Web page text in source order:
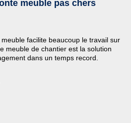
meuble pas chers
facilite beaucoup le travail sur
meuble de chantier est la solution
dans un temps record.